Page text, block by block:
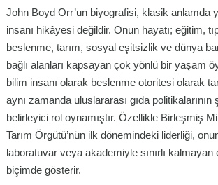
John Boyd Orr’un biyografisi, klasik anlamda
insanı hikâyesi değildir. Onun hayatı; eğitim,
beslenme, tarım, sosyal eşitsizlik ve dünya
bağlı alanları kapsayan çok yönlü bir yaşam
bilim insanı olarak beslenme otoritesi olarak
aynı zamanda uluslararası gıda
belirleyici rol oynamıştır. Özellikle Birleşmiş
Tarım Örgütü’nün ilk dönemindeki liderliği,
laboratuvar veya akademiyle sınırlı kalmayan
biçimde gösterir.